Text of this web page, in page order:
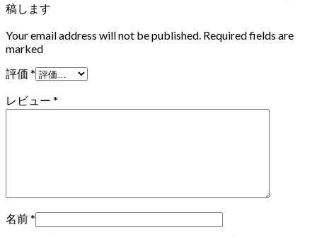
稿します
Your email address will not be published. Required fields are
marked
評価 *
レビュー *
名前*